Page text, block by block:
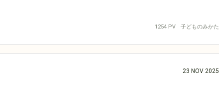
子どものみかた
1254 PV
23 NOV 2025